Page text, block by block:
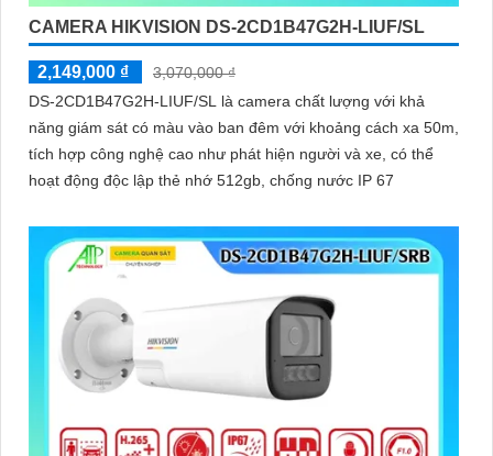
CAMERA HIKVISION DS-2CD1B47G2H-LIUF/SL
2,149,000 ₫
3,070,000 ₫
DS-2CD1B47G2H-LIUF/SL là camera chất lượng với khả
năng giám sát có màu vào ban đêm với khoảng cách xa 50m,
tích hợp công nghệ cao như phát hiện người và xe, có thể
hoạt động độc lập thẻ nhớ 512gb, chống nước IP 67